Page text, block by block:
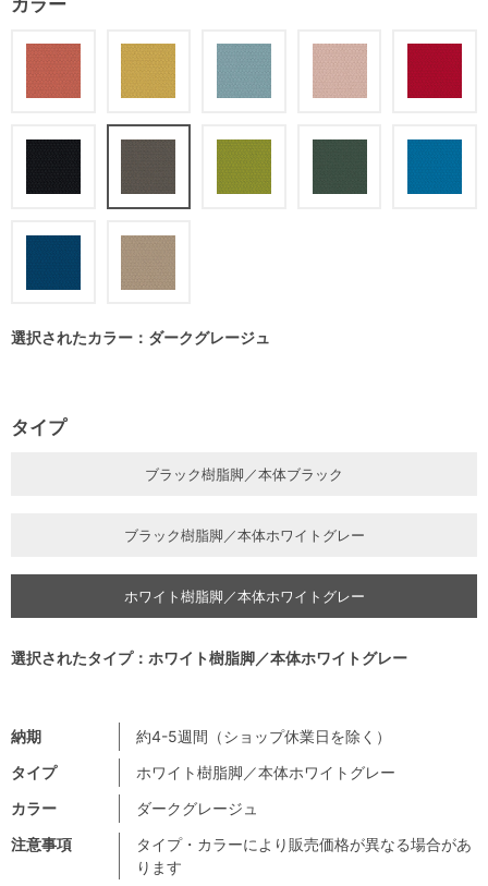
注意事項
タイプ・カラーにより販売価格が異なる場合があ
ります
納期
約4-5週間（ショップ休業日を除く）
タイプ
ホワイト樹脂脚／本体ホワイトグレー
カラー
ダークグレージュ
選択されたカラー：ダークグレージュ
タイプ
ブラック樹脂脚／本体ブラック
ブラック樹脂脚／本体ホワイトグレー
ホワイト樹脂脚／本体ホワイトグレー
選択されたタイプ：ホワイト樹脂脚／本体ホワイトグレー